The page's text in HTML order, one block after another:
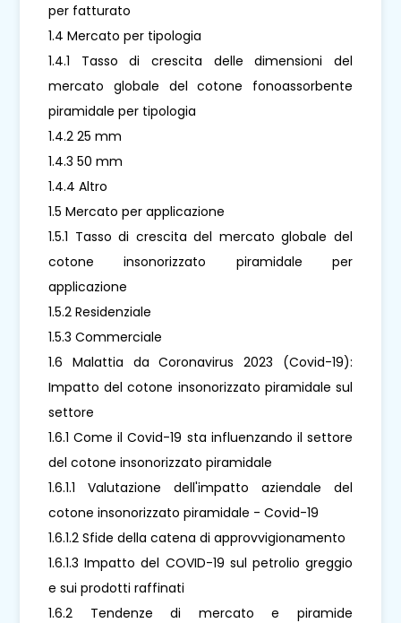
per fatturato
1.4 Mercato per tipologia
1.4.1 Tasso di crescita delle dimensioni del
mercato globale del cotone fonoassorbente
piramidale per tipologia
1.4.2 25 mm
1.4.3 50 mm
1.4.4 Altro
1.5 Mercato per applicazione
1.5.1 Tasso di crescita del mercato globale del
cotone insonorizzato piramidale per
applicazione
1.5.2 Residenziale
1.5.3 Commerciale
1.6 Malattia da Coronavirus 2023 (Covid-19):
Impatto del cotone insonorizzato piramidale sul
settore
1.6.1 Come il Covid-19 sta influenzando il settore
del cotone insonorizzato piramidale
1.6.1.1 Valutazione dell'impatto aziendale del
cotone insonorizzato piramidale - Covid-19
1.6.1.2 Sfide della catena di approvvigionamento
1.6.1.3 Impatto del COVID-19 sul petrolio greggio
e sui prodotti raffinati
1.6.2 Tendenze di mercato e piramide